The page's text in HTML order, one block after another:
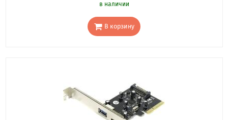
в наличии
В корзину